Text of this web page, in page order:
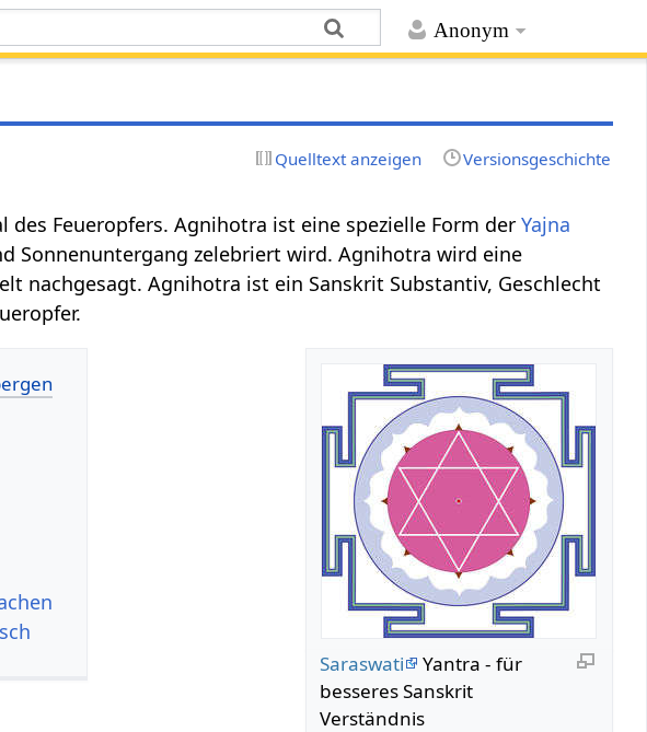
Anonym
Quelltext anzeigen Versionsgeschichte
des Feueropfers. Agnihotra ist eine spezielle Form derYajna
Sonnenuntergang zelebriert wird. Agnihotra wird eine
nachgesagt. Agnihotra ist ein Sanskrit Substantiv, Geschlecht
Saraswati
Yantra - für
besseres Sanskrit
Verständnis